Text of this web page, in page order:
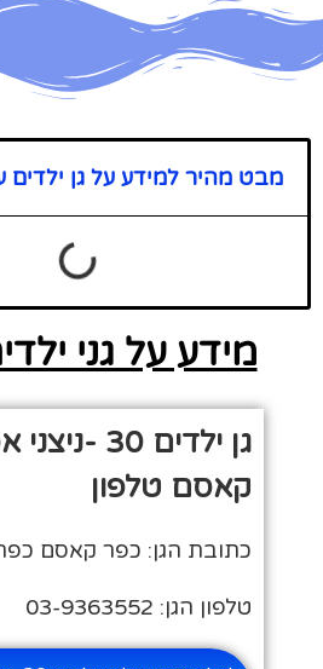
מבט מהיר למידע על גן ילדים
מידע על גני
גן ילדים 30
קאסם טלפון
כתובת הגן: כפר קאסם
טלפון הגן: 03-9363552